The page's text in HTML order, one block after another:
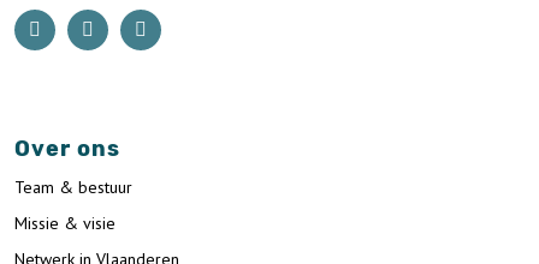
Over ons
Team & bestuur
Missie & visie
Netwerk in Vlaanderen